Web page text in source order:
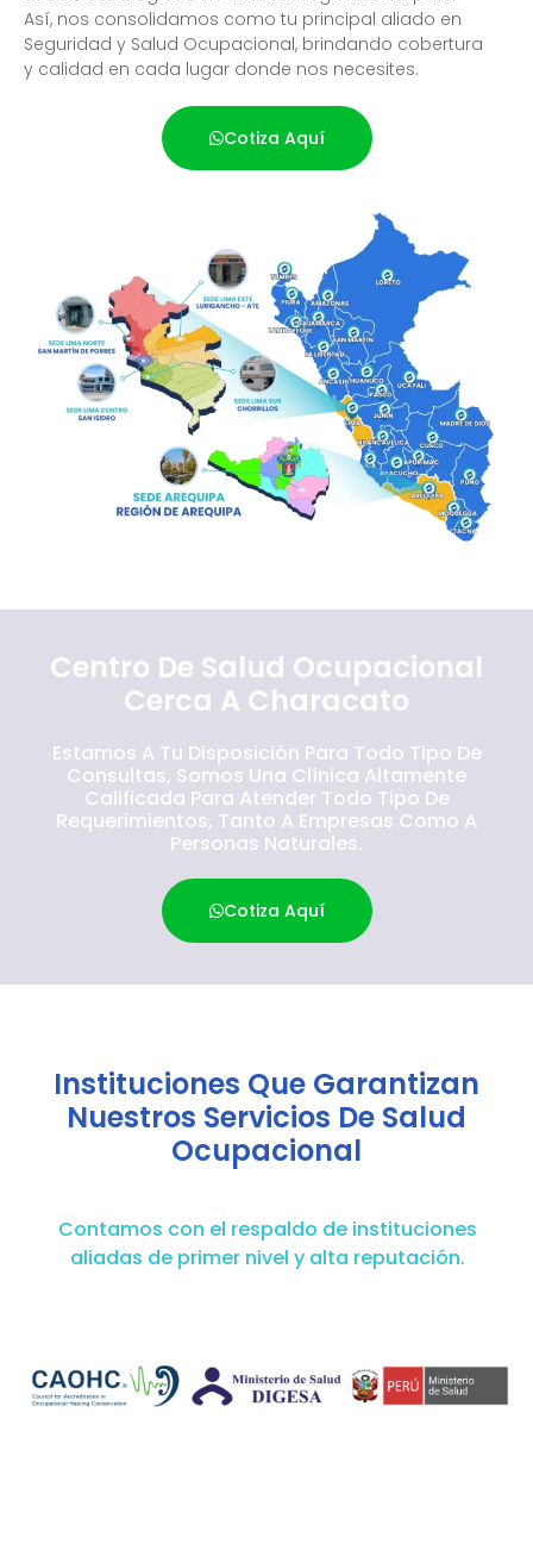
Así, nos consolidamos como tu principal aliado en
Seguridad y Salud Ocupacional, brindando cobertura
y calidad en cada lugar donde nos necesites.
Cotiza Aquí
Centro De Salud Ocupacional
Cerca A Characato
Estamos A Tu Disposición Para Todo Tipo De
Consultas, Somos Una Clínica Altamente
Calificada Para Atender Todo Tipo De
Requerimientos, Tanto A Empresas Como A
Personas Naturales.
Cotiza Aquí
Instituciones Que Garantizan
Nuestros Servicios De Salud
Ocupacional
Contamos con el respaldo de instituciones
aliadas de primer nivel y alta reputación.